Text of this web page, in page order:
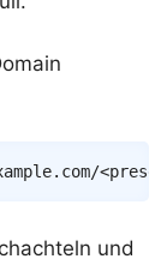
Copy
und